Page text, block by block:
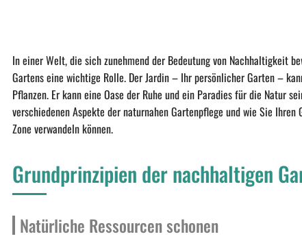
In einer Welt, die sich zunehmend der Bedeutung von Nachhaltigkeit
Gartens eine wichtige Rolle. Der Jardin – Ihr persönlicher Garten –
Pflanzen. Er kann eine Oase der Ruhe und ein Paradies für die Natur
verschiedenen Aspekte der naturnahen Gartenpflege und wie Sie
Zone verwandeln können.
Grundprinzipien der nachhaltigen
Natürliche Ressourcen schonen